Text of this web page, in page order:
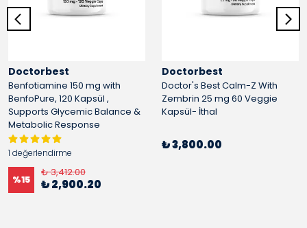
Doctorbest
Benfotiamine 150 mg with
BenfoPure, 120 Kapsül ,
Supports Glycemic Balance &
Metabolic Response
1 değerlendirme
%15
₺ 3,412.00
₺ 2,900.20
Doctorbest
Doctor's Best Calm-Z With
Zembrin 25 mg 60 Veggie
Kapsül- İthal
₺ 3,800.00